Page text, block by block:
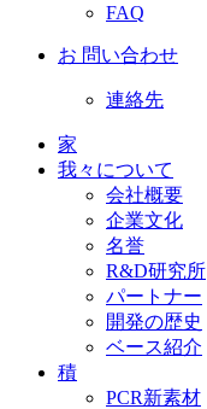
FAQ
お 問い合わせ
連絡先
家
我々について
会社概要
企業文化
名誉
R&D研究所
パートナー
開発の歴史
ベース紹介
積
PCR新素材